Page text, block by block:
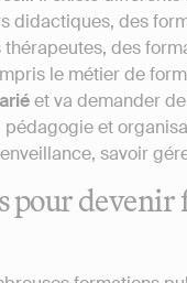
didactiques, des
des
le métier de
et va demander de
pédagogie et
savoir
pour